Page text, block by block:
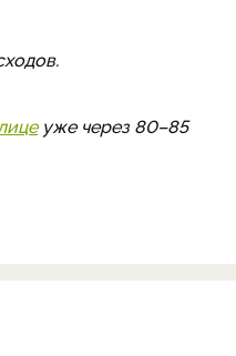
уже через 80–85